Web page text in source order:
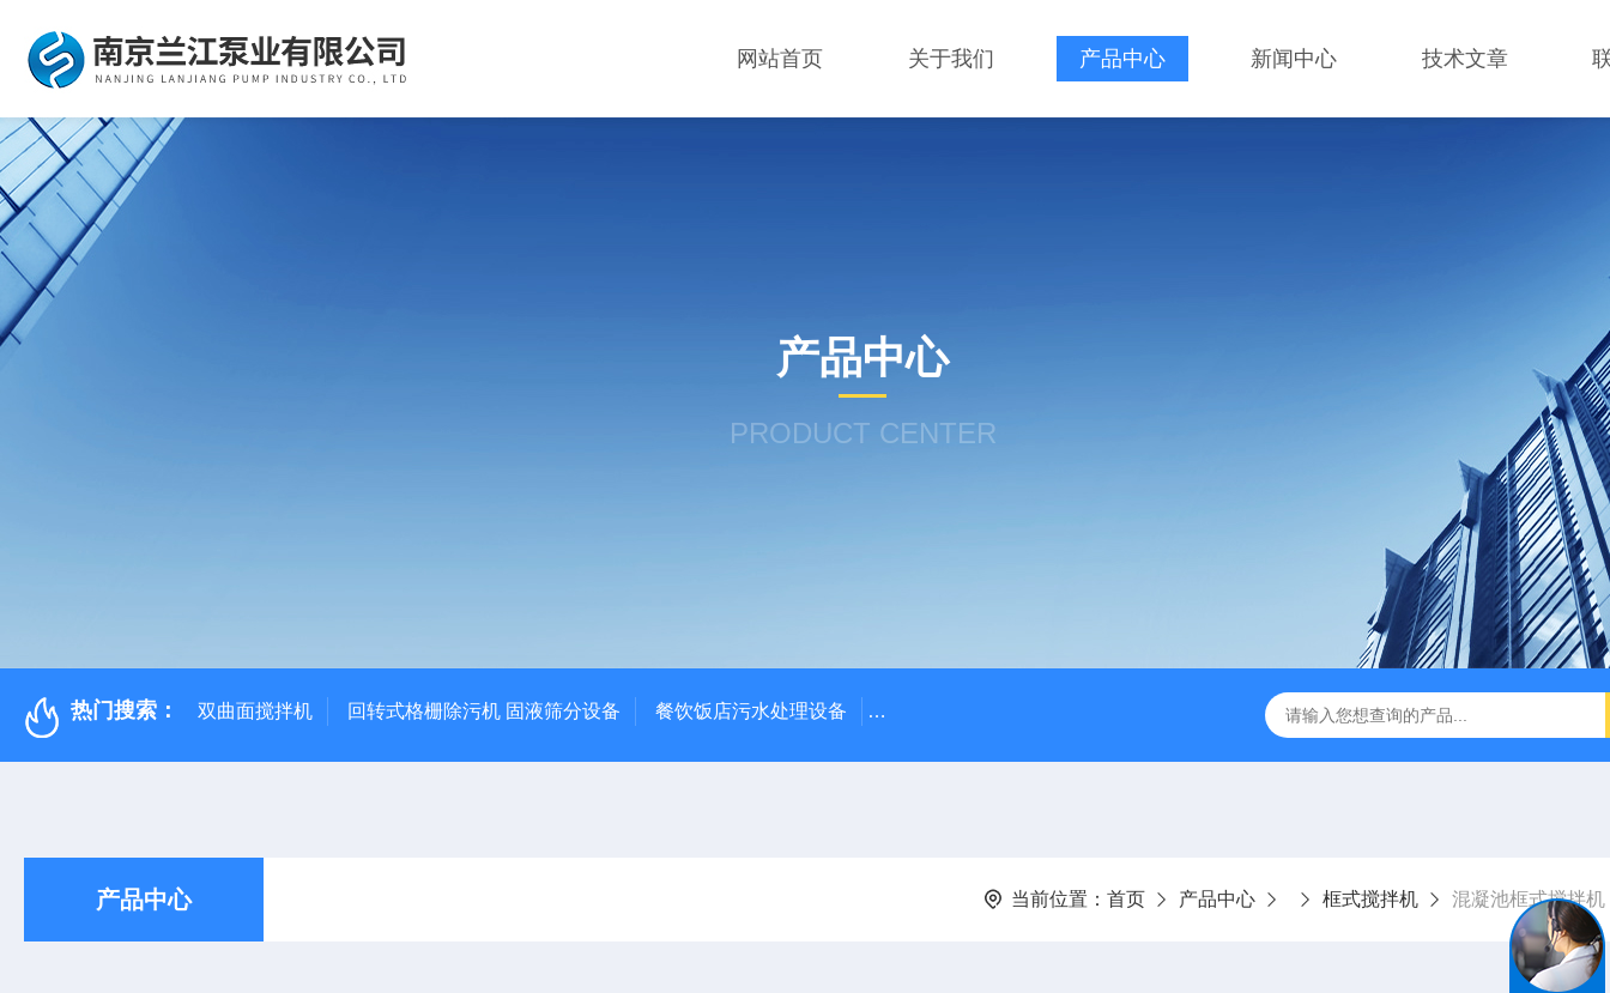
网站首页 关于我们 产品中心 新闻中心 技术文章
产品中心
PRODUCT CENTER
热门搜索： 双曲面搅拌机 回转式格栅除污机 固液筛分设备 餐饮饭店污水处理设备 高密度沉淀池中心传动刮泥机 伞型双曲面立式搅拌机 WNG5二沉池刮吸泥机原
产品中心 当前位置： 首页 产品中心 框式搅拌机 混凝池框式搅拌机